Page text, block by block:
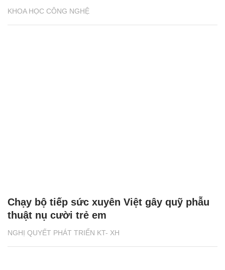
KHOA HỌC CÔNG NGHỆ
NGHỊ QUYẾT PHÁT TRIỂN KT- XH
Chạy bộ tiếp sức xuyên Việt gây quỹ phẫu
thuật nụ cười trẻ em